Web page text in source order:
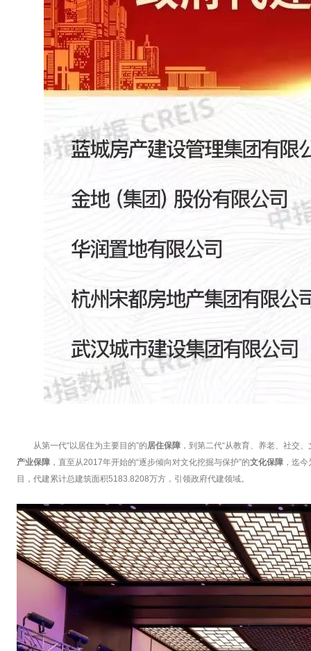
从第一代“以居住为主要目的”的居住保障 ，到第二代“从教育、养老、社交
产业保障 ，直至从2017年开始的“逐步倾向对文化挖掘与保护”的文化保障 ，迄
目，代建累计总建筑面积5183.8208万方，引领政府代建领域。